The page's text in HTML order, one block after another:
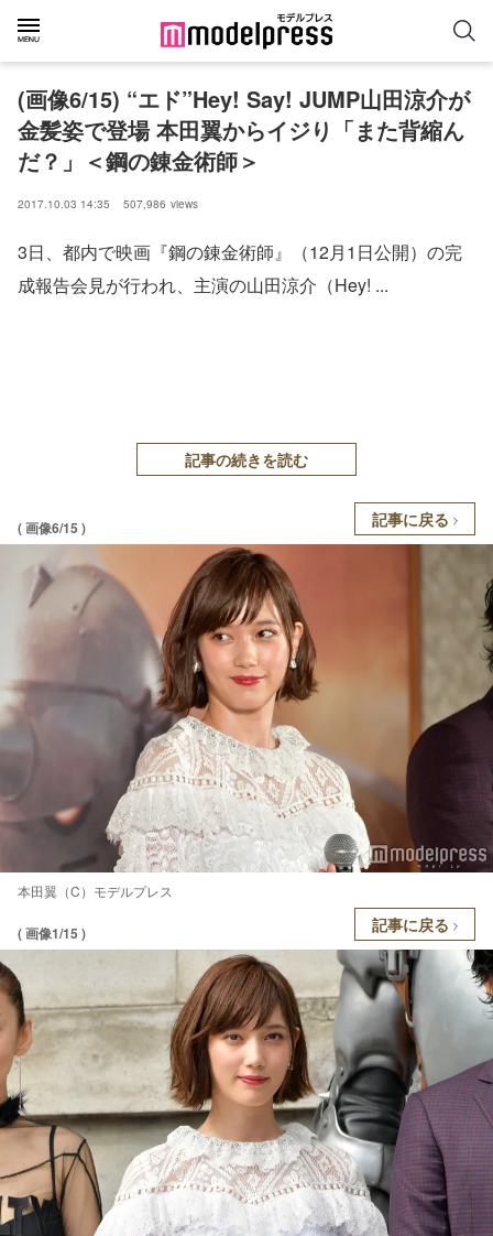
(画像6/15) “エド”Hey! Say! JUMP山田涼介が
金髪姿で登場 本田翼からイジり「また背縮ん
だ？」＜鋼の錬金術師＞
2017.10.03 14:35 507,986 views
3日、都内で映画『鋼の錬金術師』（12月1日公開）の完
成報告会見が行われ、主演の山田涼介（Hey! ...
記事の続きを読む
( 画像6/15 ) 記事に戻る
本田翼（C）モデルプレス
( 画像1/15 ) 記事に戻る